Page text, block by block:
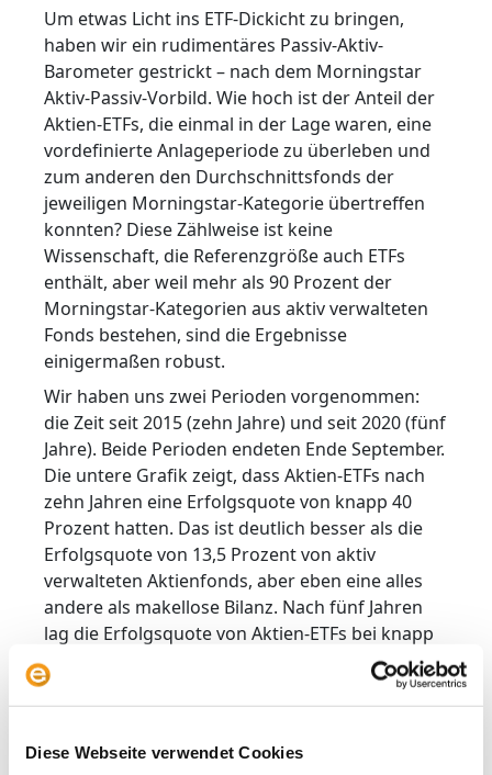
Diese Webseite verwendet Cookies
Um etwas Licht ins ETF-Dickicht zu bringen,
haben wir ein rudimentäres Passiv-Aktiv-
Barometer gestrickt – nach dem Morningstar
Aktiv-Passiv-Vorbild. Wie hoch ist der Anteil der
Aktien-ETFs, die einmal in der Lage waren, eine
vordefinierte Anlageperiode zu überleben und
zum anderen den Durchschnittsfonds der
jeweiligen Morningstar-Kategorie übertreffen
konnten? Diese Zählweise ist keine
Wissenschaft, die Referenzgröße auch ETFs
enthält, aber weil mehr als 90 Prozent der
Morningstar-Kategorien aus aktiv verwalteten
Fonds bestehen, sind die Ergebnisse
einigermaßen robust.
Wir haben uns zwei Perioden vorgenommen:
die Zeit seit 2015 (zehn Jahre) und seit 2020 (fünf
Jahre). Beide Perioden endeten Ende September.
Die untere Grafik zeigt, dass Aktien-ETFs nach
zehn Jahren eine Erfolgsquote von knapp 40
Prozent hatten. Das ist deutlich besser als die
Erfolgsquote von 13,5 Prozent von aktiv
verwalteten Aktienfonds, aber eben eine alles
andere als makellose Bilanz. Nach fünf Jahren
lag die Erfolgsquote von Aktien-ETFs bei knapp
60 Prozent gegenüber knapp 20 Prozent bei
aktiv verwalteten Aktienfonds.
Perioden Liquidationen der wichtigste